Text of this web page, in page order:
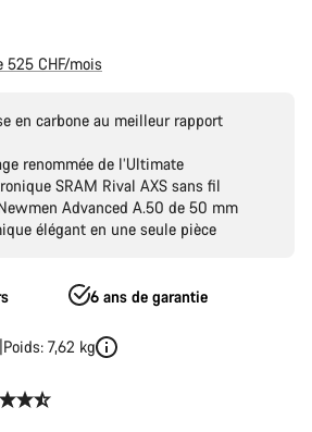
525 CHF/mois
en carbone au meilleur rapport
renommée de l’Ultimate
SRAM Rival AXS sans fil
Advanced A.50 de 50 mm
élégant en une seule pièce
6 ans de garantie
Poids: 7,62 kg